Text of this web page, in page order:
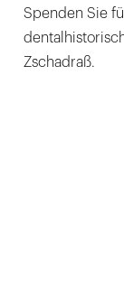
Spenden Sie
Zschadraß.